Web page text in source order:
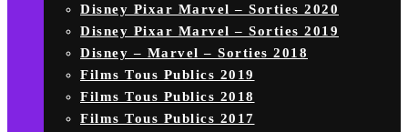
Disney Pixar Marvel – Sorties 2020
Disney Pixar Marvel – Sorties 2019
Disney – Marvel – Sorties 2018
Films Tous Publics 2019
Films Tous Publics 2018
Films Tous Publics 2017